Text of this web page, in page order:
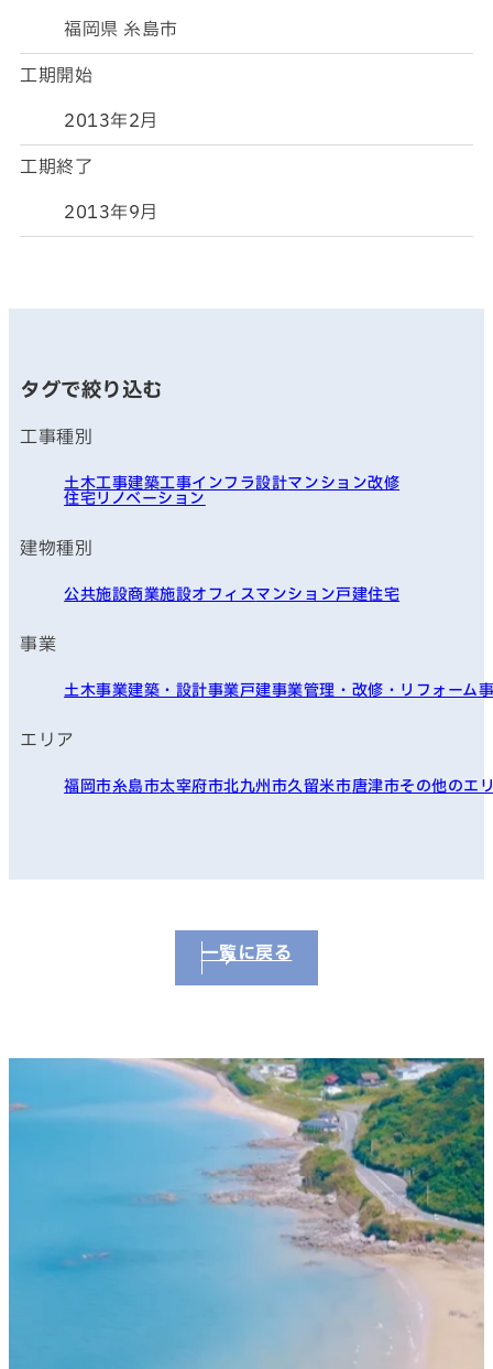
福岡県 糸島市
工期開始
2013年2月
工期終了
2013年9月
タグで絞り込む
工事種別
土木工事建築工事インフラ設計マンション改修
住宅リノベーション
建物種別
公共施設商業施設オフィスマンション戸建住宅
事業
土木事業建築・設計事業戸建事業管理・改修・リフォーム
エリア
福岡市糸島市太宰府市北九州市久留米市唐津市その他のエ
一覧に戻る